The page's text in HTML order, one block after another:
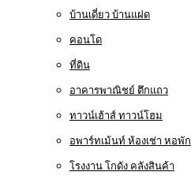
บ้านเดี่ยว บ้านแฝด
คอนโด
ที่ดิน
อาคารพาณิชย์ ตึกแถว
ทาวน์เฮ้าส์ ทาวน์โฮม
อพาร์ทเม้นท์ ห้องเช่า หอพัก
โรงงาน โกดัง คลังสินค้า